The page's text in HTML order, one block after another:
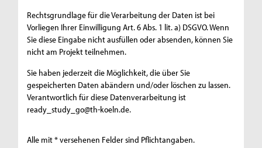
Rechtsgrundlage für die Verarbeitung der Daten ist bei
Vorliegen Ihrer Einwilligung Art. 6 Abs. 1 lit. a) DSGVO. Wenn
Sie diese Eingabe nicht ausfüllen oder absenden, können Sie
nicht am Projekt teilnehmen.
Sie haben jederzeit die Möglichkeit, die über Sie
gespeicherten Daten abändern und/oder löschen zu lassen.
Verantwortlich für diese Datenverarbeitung ist
ready_study_go@th-koeln.de.
Alle mit * versehenen Felder sind Pflichtangaben.